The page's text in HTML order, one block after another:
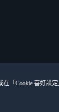
「Cookie 喜好設